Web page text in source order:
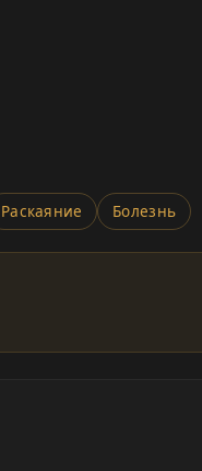
Раскаяние Болезнь